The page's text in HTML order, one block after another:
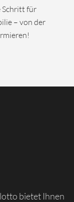
Schritt für
– von der
bietet Ihnen